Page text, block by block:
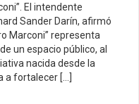
El intendente
Sander Darín, afirmó
Marconi” representa
un espacio público, al
nacida desde la
a fortalecer […]